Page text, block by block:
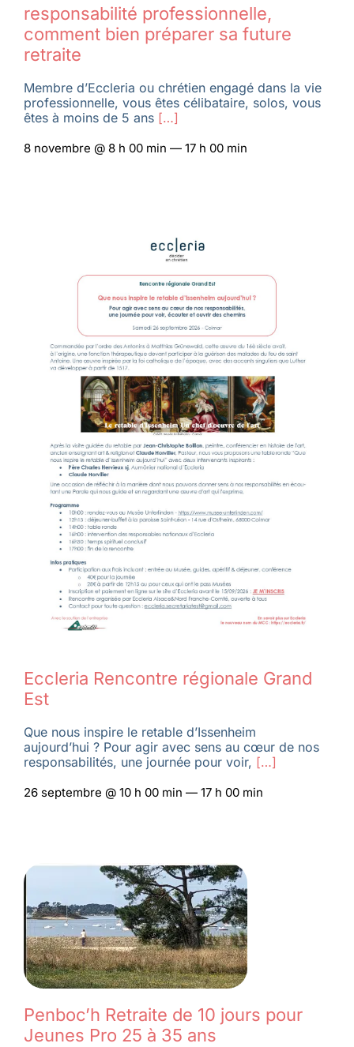
responsabilité professionnelle,
comment bien préparer sa future
retraite
Membre d’Eccleria ou chrétien engagé dans la vie
professionnelle, vous êtes célibataire, solos, vous
êtes à moins de 5 ans[…]
8 novembre @ 8 h 00 min — 17 h 00 min
Eccleria Rencontre régionale Grand
Est
Que nous inspire le retable d’Issenheim
aujourd’hui ? Pour agir avec sens au cœur de nos
responsabilités, une journée pour voir, […]
26 septembre @ 10 h 00 min — 17 h 00 min
Penboc’h Retraite de 10 jours pour
Jeunes Pro 25 à 35 ans